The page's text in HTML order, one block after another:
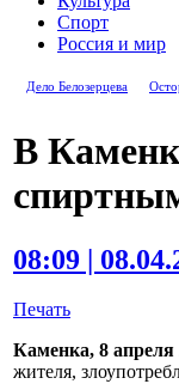
Спорт
Россия и мир
Дело Белозерцева
В
08:09 |
Печать
Каменка, 8 апреля
жителя,